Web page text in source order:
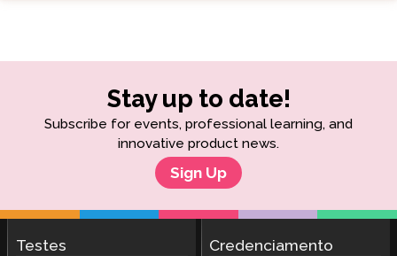
Stay up to date!
Subscribe for events, professional learning, and
innovative product news.
Sign Up
Testes Credenciamento